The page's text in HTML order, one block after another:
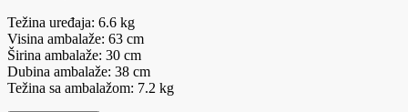
Težina uređaja: 6.6 kg
Visina ambalaže: 63 cm
Širina ambalaže: 30 cm
Dubina ambalaže: 38 cm
Težina sa ambalažom: 7.2 kg